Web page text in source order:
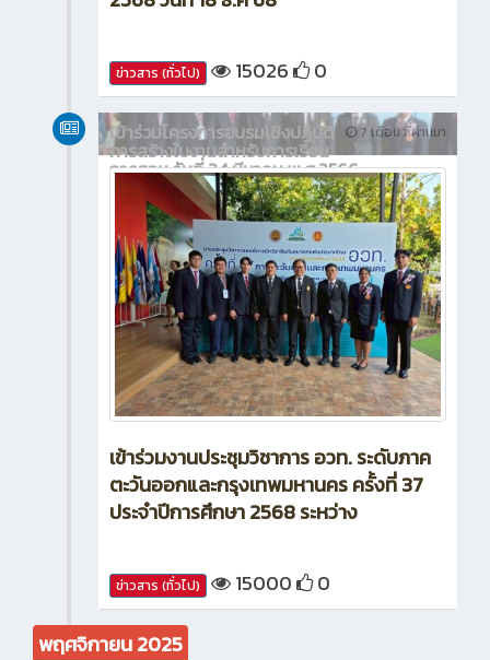
ข่าวสาร (ทั่วไป) 15026 0
7 เดือน ที่ผ่านมา
เข้าร่วมโครงการอบรมเชิงปฏิบัติ
การสร้างใบงานสำหรับการเรียน
การสอน วันที่ 24 มีนาคม พ.ศ.2566
เข้าร่วมงานประชุมวิชาการ อวท. ระดับภาค
ตะวันออกและกรุงเทพมหานคร ครั้งที่ 37
ประจำปีการศึกษา 2568 ระหว่าง
ข่าวสาร (ทั่วไป) 15000 0
พฤศจิกายน 2025